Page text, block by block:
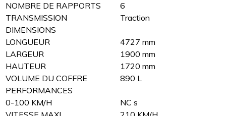
NOMBRE DE RAPPORTS
6
TRANSMISSION
Traction
DIMENSIONS
LONGUEUR
4727 mm
LARGEUR
1900 mm
HAUTEUR
1720 mm
VOLUME DU COFFRE
890 L
PERFORMANCES
0-100 KM/H
NC s